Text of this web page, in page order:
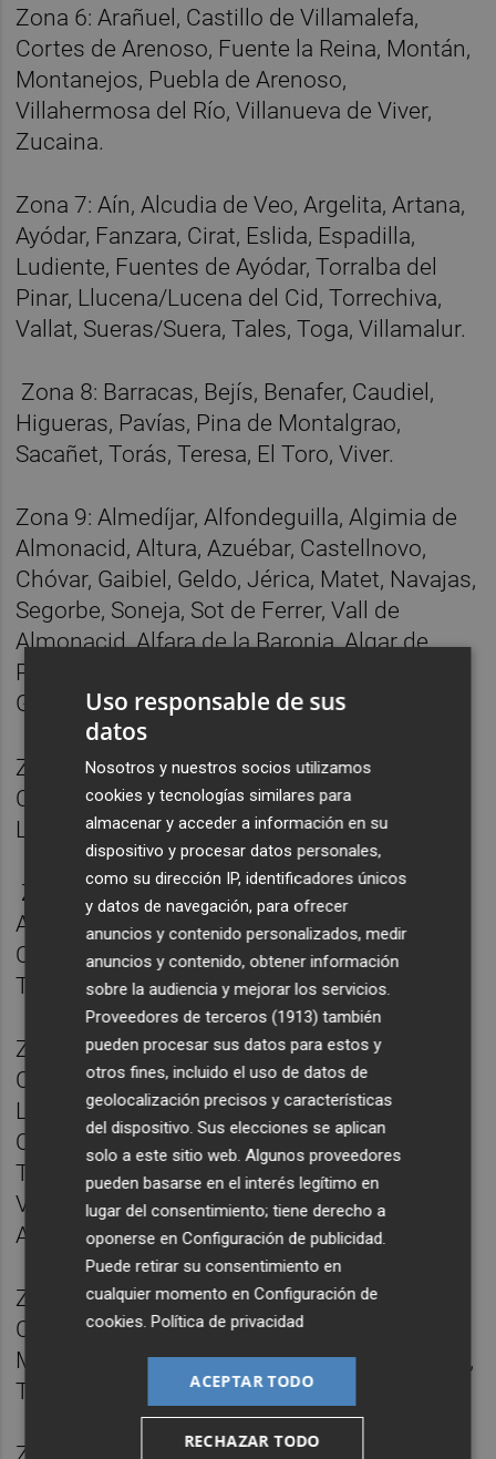
Zona 6: Arañuel, Castillo de Villamalefa,
Cortes de Arenoso, Fuente la Reina, Montán,
Montanejos, Puebla de Arenoso,
Villahermosa del Río, Villanueva de Viver,
Zucaina.
Zona 7: Aín, Alcudia de Veo, Argelita, Artana,
Ayódar, Fanzara, Cirat, Eslida, Espadilla,
Ludiente, Fuentes de Ayódar, Torralba del
Pinar, Llucena/Lucena del Cid, Torrechiva,
Vallat, Sueras/Suera, Tales, Toga, Villamalur.
Zona 8: Barracas, Bejís, Benafer, Caudiel,
Higueras, Pavías, Pina de Montalgrao,
Sacañet, Torás, Teresa, El Toro, Viver.
Zona 9: Almedíjar, Alfondeguilla, Algimia de
Almonacid, Altura, Azuébar, Castellnovo,
Chóvar, Gaibiel, Geldo, Jérica, Matet, Navajas,
Segorbe, Soneja, Sot de Ferrer, Vall de
Almonacid, Alfara de la Baronia, Algar de
Palancia, Algímia d'Alfara, Torres Torres,
Gátova.
Zona 10: Alpuente, Aras de los Olmos,
Castielfabib, Puebla de San Miguel, Vallanca,
La Yesa.
Zona 11: Titaguas, Ademuz, Alcublas,
Andilla, Calles, Casas Altas, Casas Bajas,
Chelva, Chera, Higueruelas, Torrebaja,
Tuéjar.
Zona 12: Benaguasil, Benissanó, Bétera,
Casinos, Chulilla, Domeño, l'Eliana, Llíria,
Losa del Obispo, Marines, Nàquera/Náquera,
Olocau, la Pobla de Vallbona, Riba-roja de
Túria, Segart, Serra, Sot de Chera,
Vilamarxant, Villar del Arzobispo, San
Antonio de Benagéber.
Zona 13: Alborache, Buñol, Bugarra, Cheste,
Chiva, Gestalgar, Godelleta, Macastre,
Montserrat, Montroi/Montroy, Pedralba, Real,
Turís, Yátova.
Uso responsable de sus
datos
Nosotros y nuestros socios utilizamos
cookies y tecnologías similares para
almacenar y acceder a información en su
dispositivo y procesar datos personales,
como su dirección IP, identificadores únicos
y datos de navegación, para ofrecer
anuncios y contenido personalizados, medir
anuncios y contenido, obtener información
sobre la audiencia y mejorar los servicios.
Proveedores de terceros (1913) también
pueden procesar sus datos para estos y
otros fines, incluido el uso de datos de
geolocalización precisos y características
del dispositivo. Sus elecciones se aplican
solo a este sitio web. Algunos proveedores
pueden basarse en el interés legítimo en
lugar del consentimiento; tiene derecho a
oponerse enConfiguración de publicidad.
Puede retirar su consentimiento en
cualquier momento enConfiguración de
cookies.Política de privacidad
ACEPTAR TODO
RECHAZAR TODO